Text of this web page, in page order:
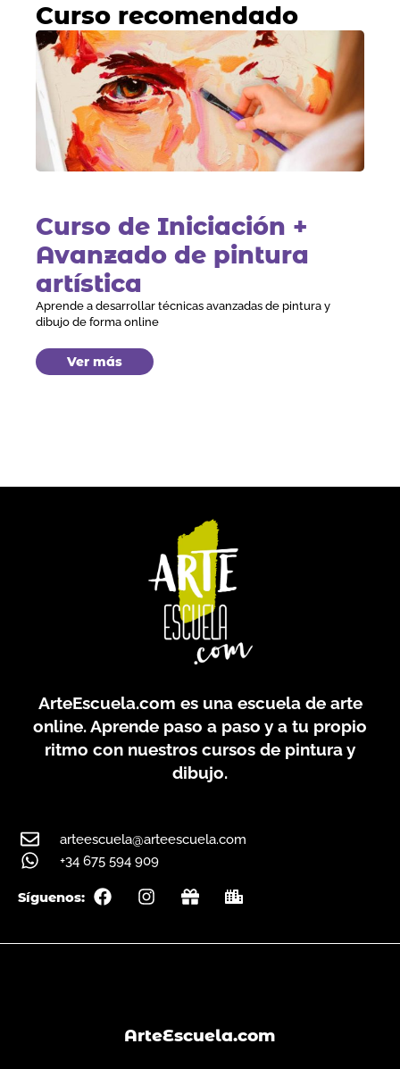
Curso recomendado
Curso de Iniciación +
Avanzado de pintura
artística
Aprende a desarrollar técnicas avanzadas de pintura y
dibujo de forma online
Ver más
ArteEscuela.com es una escuela de arte
online. Aprende paso a paso y a tu propio
ritmo con nuestros cursos de pintura y
dibujo.
arteescuela@arteescuela.com
+34 675 594 909
Síguenos:
F
a
e
I
n
t
m
G
i
t
C
i
y
ArteEscuela.com